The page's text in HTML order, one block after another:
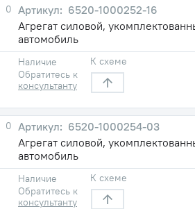
0
6520-1000252-16
Агрегат силовой,
автомобиль
Наличие
Обратитесь к
консультанту
К схеме
0
6520-1000254-03
Агрегат силовой,
автомобиль
Наличие
Обратитесь к
консультанту
К схеме